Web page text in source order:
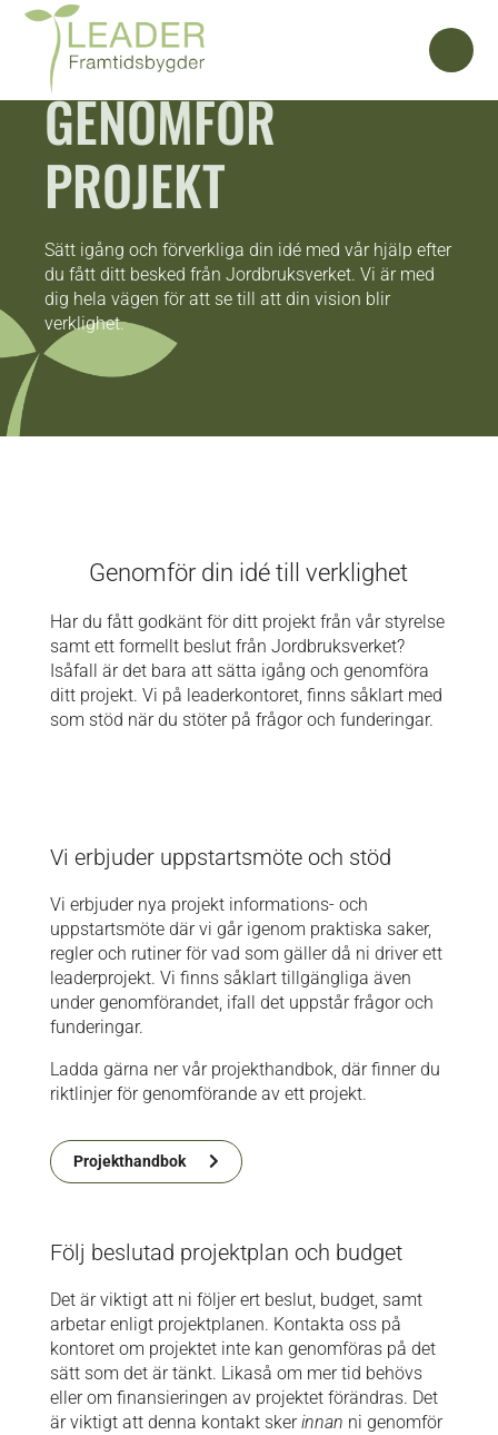
GENOMFÖR
PROJEKT
Sätt igång och förverkliga din idé med vår hjälp efter
du fått ditt besked från Jordbruksverket. Vi är med
dig hela vägen för att se till att din vision blir
verklighet.
Genomför din idé till verklighet
Har du fått godkänt för ditt projekt från vår styrelse
samt ett formellt beslut från Jordbruksverket?
Isåfall är det bara att sätta igång och genomföra
ditt projekt. Vi på leaderkontoret, finns såklart med
som stöd när du stöter på frågor och funderingar.
Vi erbjuder uppstartsmöte och stöd
Vi erbjuder nya projekt informations- och
uppstartsmöte där vi går igenom praktiska saker,
regler och rutiner för vad som gäller då ni driver ett
leaderprojekt. Vi finns såklart tillgängliga även
under genomförandet, ifall det uppstår frågor och
funderingar.
Ladda gärna ner vår projekthandbok, där finner du
riktlinjer för genomförande av ett projekt.
Projekthandbok
Följ beslutad projektplan och budget
Det är viktigt att ni följer ert beslut, budget, samt
arbetar enligt projektplanen. Kontakta oss på
kontoret om projektet inte kan genomföras på det
sätt som det är tänkt. Likaså om mer tid behövs
eller om finansieringen av projektet förändras. Det
är viktigt att denna kontakt skerinnan ni genomför